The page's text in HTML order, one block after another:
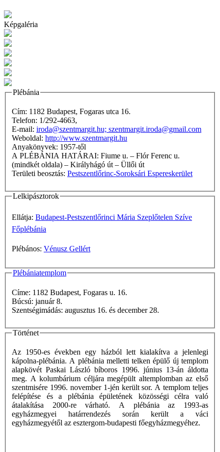
Képgaléria
Plébánia
Cím: 1182 Budapest, Fogaras utca 16.
Telefon: 1/292-4663,
E-mail: iroda@szentmargit.hu; szentmargit.iroda@gmail.com
Weboldal: http://www.szentmargit.hu
Anyakönyvek: 1957-től
A PLÉBÁNIA HATÁRAI: Fiume u. – Flór Ferenc u.
(mindkét oldala) – Királyhágó út – Üllői út
Területi beosztás: Pestszentlőrinc-Soroksári Espereskerület
Lelkipásztorok
Ellátja: Budapest-Pestszentlőrinci Mária Szeplőtelen Szíve
Főplébánia
Plébános: Vénusz Gellért
Plébániatemplom
Címe: 1182 Budapest, Fogaras u. 16.
Búcsú: január 8.
Szentségimádás: augusztus 16. és december 28.
Történet
Az 1950-es években egy házból lett kialakítva a jelenlegi
kápolna-plébánia. A plébánia melletti telken épülő új templom
alapkövét Paskai László bíboros 1996. június 13-án áldotta
meg. A kolumbárium céljára megépült altemplomban az első
szentmisére 1996. november 1-jén került sor. A templom teljes
felépítése és a plébánia épületének közösségi célra való
átalakítása 2000-re várható. A plébánia az 1993-as
egyházmegyei határrendezés során került a váci
egyházmegyétől az esztergom-budapesti főegyházmegyéhez.